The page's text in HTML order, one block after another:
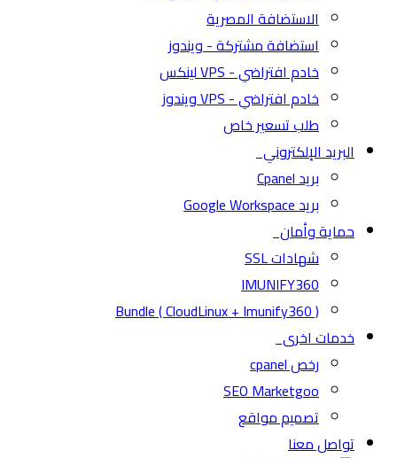
الاستضافة المصرية
استضافة مشتركة - ويندوز
خادم افتراضي - VPS لينكس
خادم افتراضي - VPS ويندوز
طلب تسعير خاص
البريد الإلكتروني
بريد Cpanel
بريد Google Workspace
حماية وأمان
شهادات SSL
IMUNIFY360
( CloudLinux + Imunify360 ) Bundle
خدمات اخرى
رخص cpanel
SEO Marketgoo
تصميم مواقع
تواصل معنا